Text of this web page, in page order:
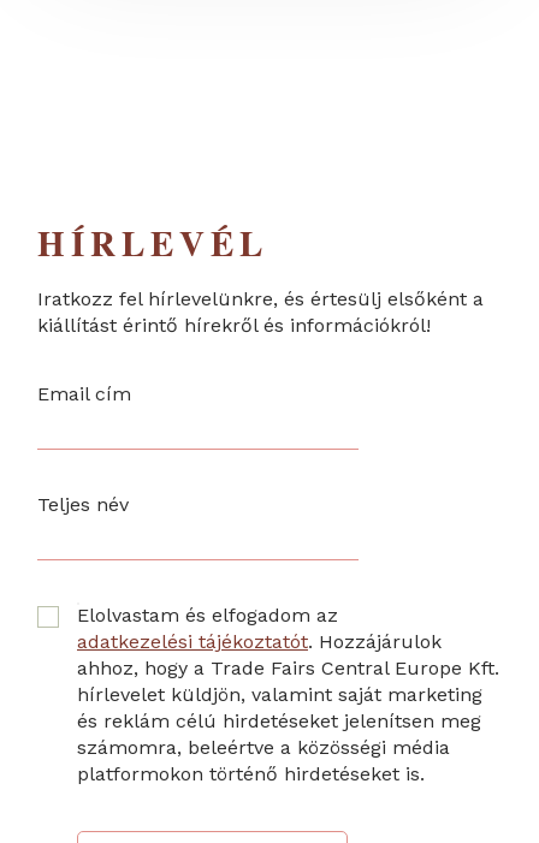
HÍRLEVÉL
Iratkozz fel hírlevelünkre, és értesülj elsőként a
kiállítást érintő hírekről és információkról!
Email cím
Teljes név
Elolvastam és elfogadom az
adatkezelési tájékoztatót. Hozzájárulok
ahhoz, hogy a Trade Fairs Central Europe Kft.
hírlevelet küldjön, valamint saját marketing
és reklám célú hirdetéseket jelenítsen meg
számomra, beleértve a közösségi média
platformokon történő hirdetéseket is.